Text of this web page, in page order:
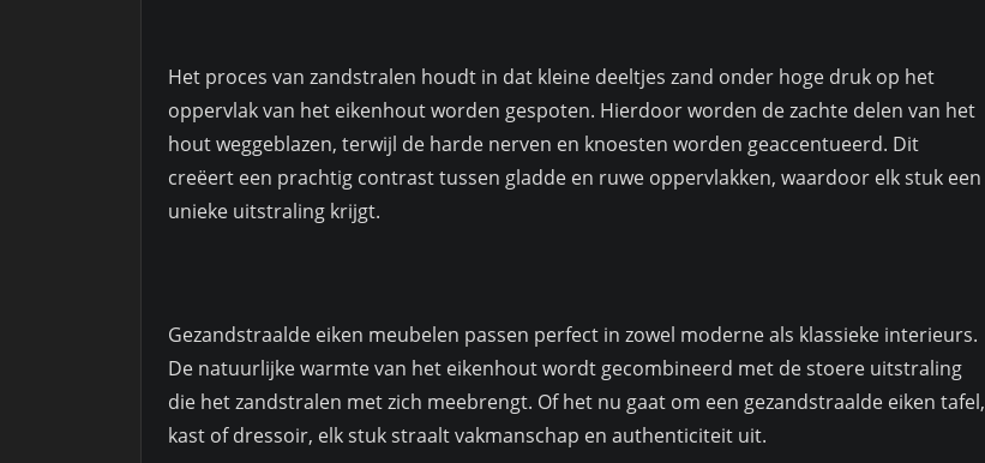
Het proces van zandstralen houdt in dat kleine deeltjes zand onder hoge druk op het
oppervlak van het eikenhout worden gespoten. Hierdoor worden de zachte delen van het
hout weggeblazen, terwijl de harde nerven en knoesten worden geaccentueerd. Dit
creëert een prachtig contrast tussen gladde en ruwe oppervlakken, waardoor elk stuk een
unieke uitstraling krijgt.
Gezandstraalde eiken meubelen passen perfect in zowel moderne als klassieke interieurs.
De natuurlijke warmte van het eikenhout wordt gecombineerd met de stoere uitstraling
die het zandstralen met zich meebrengt. Of het nu gaat om een gezandstraalde eiken tafel,
kast of dressoir, elk stuk straalt vakmanschap en authenticiteit uit.